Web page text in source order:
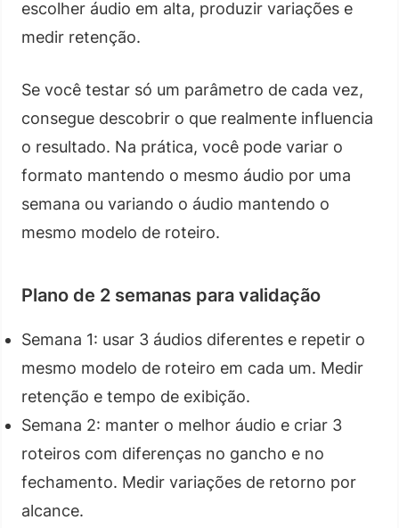
escolher áudio em alta, produzir variações e
medir retenção.
Se você testar só um parâmetro de cada vez,
consegue descobrir o que realmente influencia
o resultado. Na prática, você pode variar o
formato mantendo o mesmo áudio por uma
semana ou variando o áudio mantendo o
mesmo modelo de roteiro.
Plano de 2 semanas para validação
Semana 1: usar 3 áudios diferentes e repetir o
mesmo modelo de roteiro em cada um. Medir
retenção e tempo de exibição.
Semana 2: manter o melhor áudio e criar 3
roteiros com diferenças no gancho e no
fechamento. Medir variações de retorno por
alcance.